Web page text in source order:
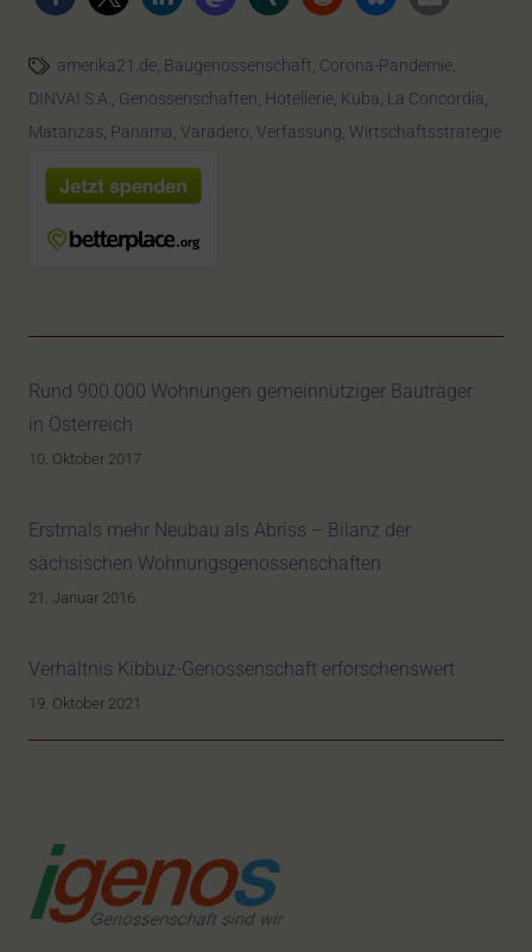
amerika21.de, Baugenossenschaft, Corona-Pandemie,
DINVAI S.A., Genossenschaften, Hotellerie, Kuba, La Concordia,
Matanzas, Panama, Varadero, Verfassung, Wirtschaftsstrategie
Rund 900.000 Wohnungen gemeinnütziger Bauträger
in Österreich
10. Oktober 2017
Erstmals mehr Neubau als Abriss – Bilanz der
sächsischen Wohnungsgenossenschaften
21. Januar 2016
Verhältnis Kibbuz-Genossenschaft erforschenswert
19. Oktober 2021